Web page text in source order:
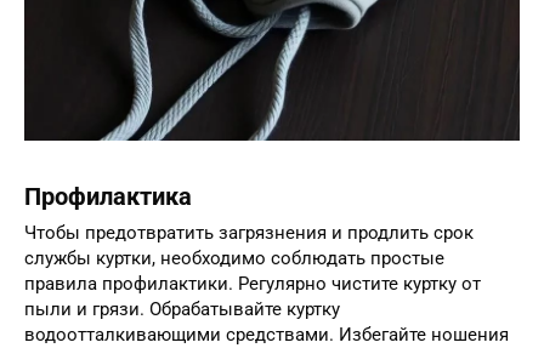
Профилактика
Чтобы предотвратить загрязнения и продлить срок
службы куртки, необходимо соблюдать простые
правила профилактики. Регулярно чистите куртку от
пыли и грязи. Обрабатывайте куртку
водоотталкивающими средствами. Избегайте ношения